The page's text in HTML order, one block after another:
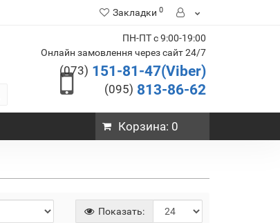
Закладки 0
ПН-ПТ с 9:00-19:00
Онлайн замовлення через сайт 24/7
(073) 151-81-47(Viber)
(095) 813-86-62
Корзина: 0
Показать: